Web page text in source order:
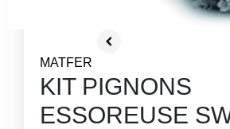
MATFER
KIT PIGNONS
ESSOREUSE